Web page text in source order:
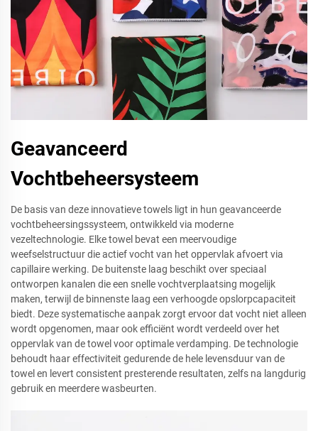
Geavanceerd
Vochtbeheersysteem
De basis van deze innovatieve towels ligt in hun geavanceerde
vochtbeheersingssysteem, ontwikkeld via moderne
vezeltechnologie. Elke towel bevat een meervoudige
weefselstructuur die actief vocht van het oppervlak afvoert via
capillaire werking. De buitenste laag beschikt over speciaal
ontworpen kanalen die een snelle vochtverplaatsing mogelijk
maken, terwijl de binnenste laag een verhoogde opslorpcapaciteit
biedt. Deze systematische aanpak zorgt ervoor dat vocht niet alleen
wordt opgenomen, maar ook efficiënt wordt verdeeld over het
oppervlak van de towel voor optimale verdamping. De technologie
behoudt haar effectiviteit gedurende de hele levensduur van de
towel en levert consistent presterende resultaten, zelfs na langdurig
gebruik en meerdere wasbeurten.